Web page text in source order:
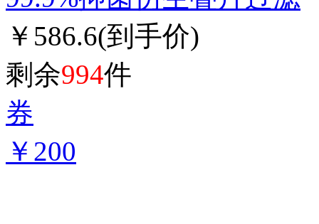
￥586.6(到手价)
剩余994件
券
￥200